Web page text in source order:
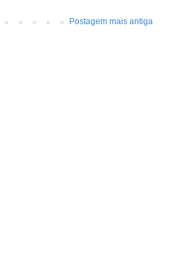
Postagem mais antiga